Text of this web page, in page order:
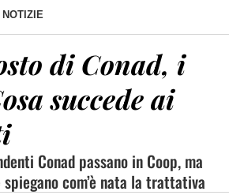
NOTIZIE
di Conad, i
succede ai
Conad passano in Coop, ma
com’è nata la trattativa